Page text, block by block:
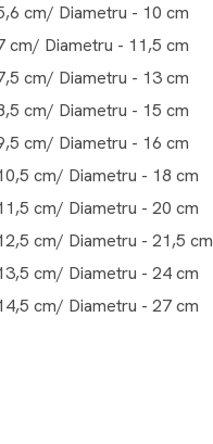
cm/ Diametru - 10 cm
cm/ Diametru - 11,5 cm
cm/ Diametru - 13 cm
cm/ Diametru - 15 cm
cm/ Diametru - 16 cm
cm/ Diametru - 18 cm
cm/ Diametru - 20 cm
cm/ Diametru - 21,5 cm
cm/ Diametru - 24 cm
cm/ Diametru - 27 cm